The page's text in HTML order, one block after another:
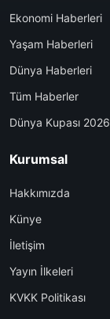
Ekonomi Haberleri
Yaşam Haberleri
Dünya Haberleri
Tüm Haberler
Dünya Kupası 2026
Kurumsal
Hakkımızda
Künye
İletişim
Yayın İlkeleri
KVKK Politikası